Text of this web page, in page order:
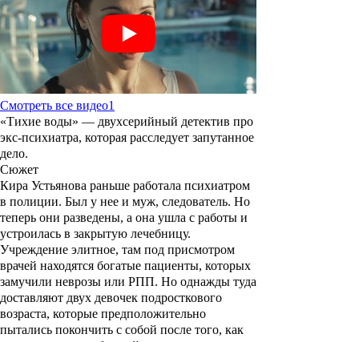
Смотреть все видео1
«Тихие воды» — двухсерийный детектив про
экс-психиатра, которая расследует запутанное
дело.
Сюжет
Кира Устьянова раньше работала психиатром
в полиции. Был у нее и муж, следователь. Но
теперь они разведены, а она ушла с работы и
устроилась в закрытую лечебницу.
Учреждение элитное, там под присмотром
врачей находятся богатые пациенты, которых
замучили неврозы или РПП. Но однажды туда
доставляют двух девочек подросткового
возраста, которые предположительно
пытались покончить с собой после того, как